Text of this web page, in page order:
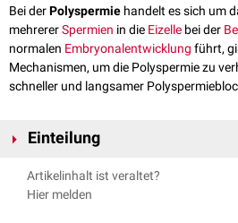
Bei derPolyspermie handelt es sich um
mehrererSpermien in die Eizelle bei der
normalen Embryonalentwicklung führt,
Mechanismen, um die Polyspermie zu
schneller und langsamer
Einteilung
Schneller Polyspermieblock
Als erste Reaktion
Artikelinhalt ist veraltet?
Hier melden